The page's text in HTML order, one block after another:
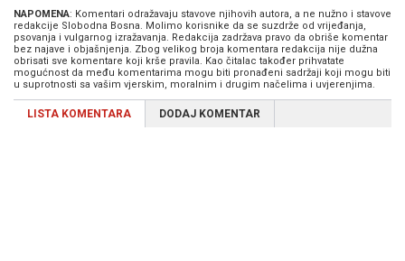
NAPOMENA: Komentari odražavaju stavove njihovih autora, a ne nužno i stavove
redakcije Slobodna Bosna. Molimo korisnike da se suzdrže od vrijeđanja,
psovanja i vulgarnog izražavanja. Redakcija zadržava pravo da obriše komentar
bez najave i objašnjenja. Zbog velikog broja komentara redakcija nije dužna
obrisati sve komentare koji krše pravila. Kao čitalac također prihvatate
mogućnost da među komentarima mogu biti pronađeni sadržaji koji mogu biti
u suprotnosti sa vašim vjerskim, moralnim i drugim načelima i uvjerenjima.
LISTA KOMENTARA DODAJ KOMENTAR